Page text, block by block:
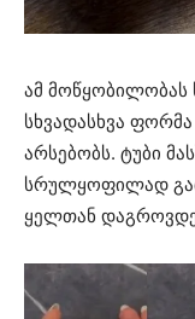
ამ მოწყობილობას
სხვადასხვა
არსებობს. ტუბი
სრულყოფილად
ყელთან